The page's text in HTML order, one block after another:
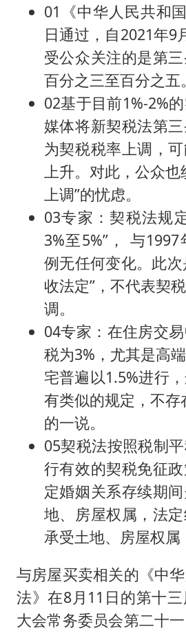
四川宜宾市
江苏发布
“立秋的第
东方之约
01《中华人民共和
日通过，自2021年9
受公众关注的是第
百分之三至百分之五。
02基于目前1%-2%
媒体将新契税法第
为契税税率上调，
上升。对此，公众也
上调”的忧虑。
03专家：契税法规
3%至5%”， 与
例无任何变化。此次
收法定”，不代表契
调。
04专家：在住房交
税为3%，尤其是高
宅普遍以1.5%进行
有类似的规定，不存
的一说。
05契税法按照税制
行有效的契税免征
定婚姻关系存续期
地、房屋权属，法
承受土地、房屋权属
与房屋买卖相关的《中
法》在8月11日的第十
大会常务委员会第二十